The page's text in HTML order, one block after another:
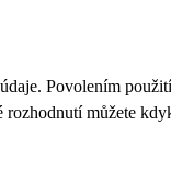
Povolením
rozhodnutí můžete